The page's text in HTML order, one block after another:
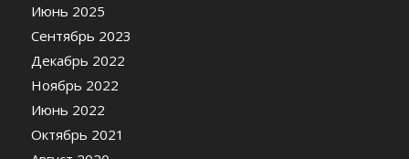
Июнь 2025
Сентябрь 2023
Декабрь 2022
Ноябрь 2022
Июнь 2022
Октябрь 2021